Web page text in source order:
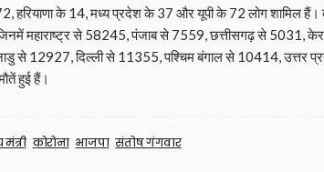
हरियाणा के 14, मध्‍य प्रदेश के 37 और यूपी के 72 लोग शामिल
महाराष्ट्र से 58245, पंजाब से 7559, छत्तीसगढ़ से 5031,
से 12927, दिल्ली से 11355, पश्चिम बंगाल से 10414, उत्तर
हुई हैं।
मंत्री कोरोना भाजपा संतोष गंगवार